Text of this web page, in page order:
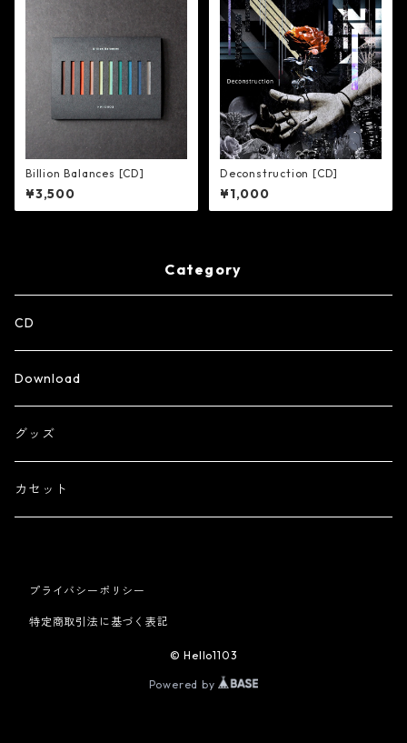
Billion Balances [CD]
¥3,500
Deconstruction [CD]
¥1,000
Category
CD
Download
グッズ
カセット
プライバシーポリシー
特定商取引法に基づく表記
© Hello1103
Powered by